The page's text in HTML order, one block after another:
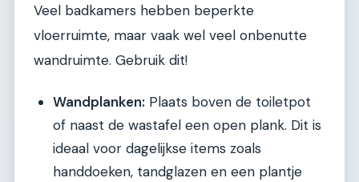
Veel badkamers hebben beperkte
vloerruimte, maar vaak wel veel onbenutte
wandruimte. Gebruik dit!
Wandplanken: Plaats boven de toiletpot
of naast de wastafel een open plank. Dit is
ideaal voor dagelijkse items zoals
handdoeken, tandglazen en een plantje